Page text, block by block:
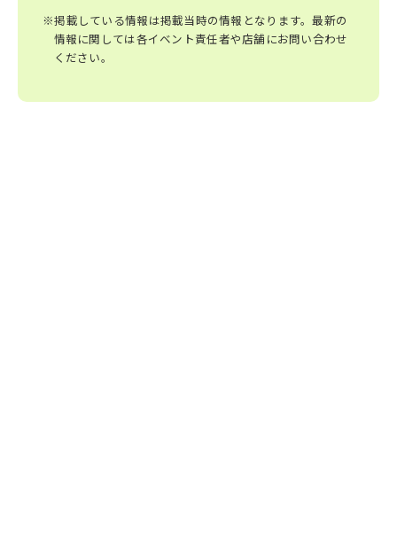
※掲載している情報は掲載当時の情報となります。最新の
情報に関しては各イベント責任者や店舗にお問い合わせ
ください。